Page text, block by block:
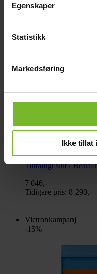
Egenskaper
Statistikk
Markedsføring
Ikke tillat
-15%
Omformare
Tillfälligt slut /
7 046,-
Tidigare pris: 8 290,-
Victronkampanj
-15%